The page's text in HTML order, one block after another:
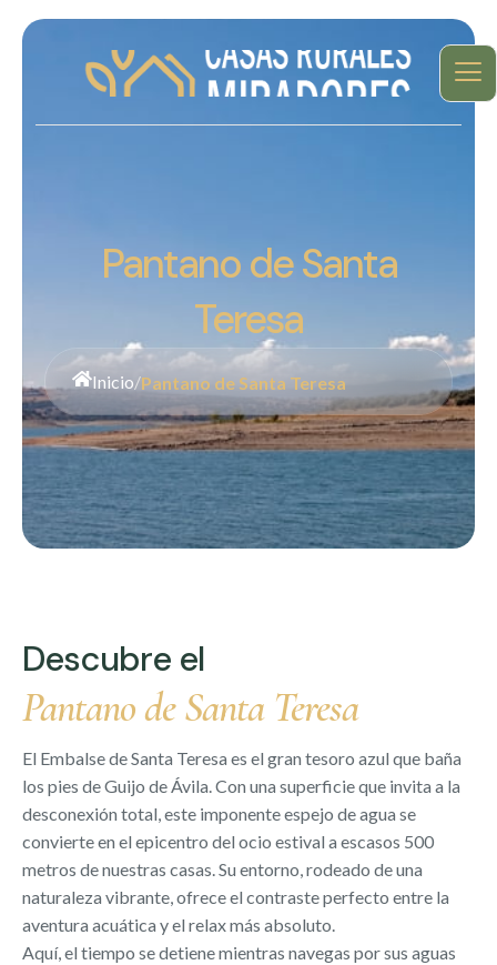
Pantano de Santa
Teresa
Inicio/Pantano de Santa Teresa
Descubre el
Pantano de Santa Teresa
El Embalse de Santa Teresa es el gran tesoro azul que baña
los pies de Guijo de Ávila. Con una superficie que invita a la
desconexión total, este imponente espejo de agua se
convierte en el epicentro del ocio estival a escasos 500
metros de nuestras casas. Su entorno, rodeado de una
naturaleza vibrante, ofrece el contraste perfecto entre la
aventura acuática y el relax más absoluto.
Aquí, el tiempo se detiene mientras navegas por sus aguas